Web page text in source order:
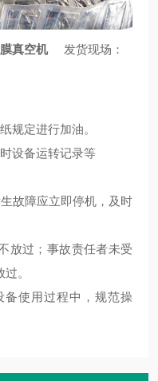
真空机 发货现场：
规定进行加油。
设备运转记录等
故障应立即停机，及时
放过；事故责任者未受
。
使用过程中，规范操
。